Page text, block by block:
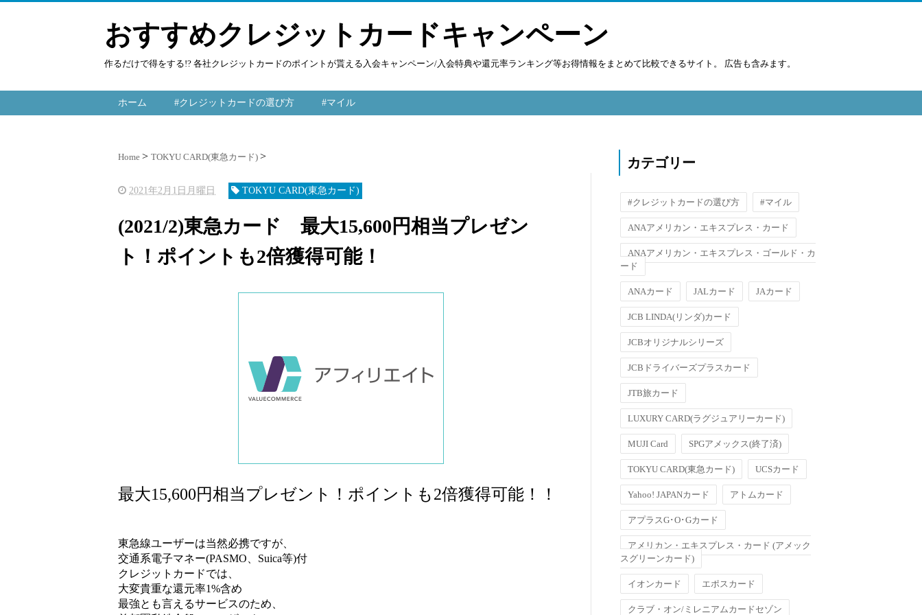
おすすめクレジットカードキャンペーン
作るだけで得をする!? 各社クレジットカードのポイントが貰える入会キャンペーン/入会特典や還元率ランキング等お得情報をまとめて比較できるサイト。 広告も含みます。
ホーム #クレジットカードの選び方 #マイル
Home TOKYU CARD(東急カード)
2021年2月1日月曜日 TOKYU CARD(東急カード)
(2021/2)東急カード 最大15,600円相当プレゼン
ト！ポイントも2倍獲得可能！
最大15,600円相当プレゼント！ポイントも2倍獲得可能！！
東急線ユーザーは当然必携ですが、
交通系電子マネー(PASMO、Suica等)付
クレジットカードでは、
大変貴重な還元率1%含め
最強とも言えるサービスのため、
カテゴリー
#クレジットカードの選び方 #マイル
ANAアメリカン・エキスプレス・カード
ANAアメリカン・エキスプレス・ゴールド・カ
ード
ANAカード JALカード JAカード
JCB LINDA(リンダ)カード
JCBオリジナルシリーズ
JCBドライバーズプラスカード
JTB旅カード
LUXURY CARD(ラグジュアリーカード)
MUJI Card SPGアメックス(終了済)
TOKYU CARD(東急カード) UCSカード
Yahoo! JAPANカード アトムカード
アプラスG･O･Gカード
アメリカン・エキスプレス・カード (アメック
スグリーンカード)
イオンカード エポスカード
クラブ・オン/ミレニアムカードセゾン